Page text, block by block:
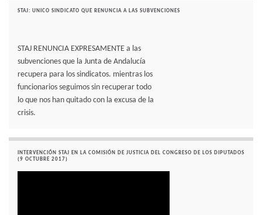
STAJ: UNICO SINDICATO QUE RENUNCIA A LAS SUBVENCIONES
STAJ RENUNCIA EXPRESAMENTE a las
subvenciones que la Junta de Andalucía
recupera para los sindicatos. mientras los
funcionarios seguimos sin recuperar todo
lo que nos han quitado con la excusa de la
crisis.
INTERVENCIÓN STAJ EN LA COMISIÓN DE JUSTICIA DEL CONGRESO DE LOS DIPUTADOS
(9 OCTUBRE 2017)